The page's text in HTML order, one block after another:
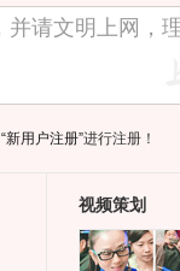
“新用户注册”进行注册！
视频策划